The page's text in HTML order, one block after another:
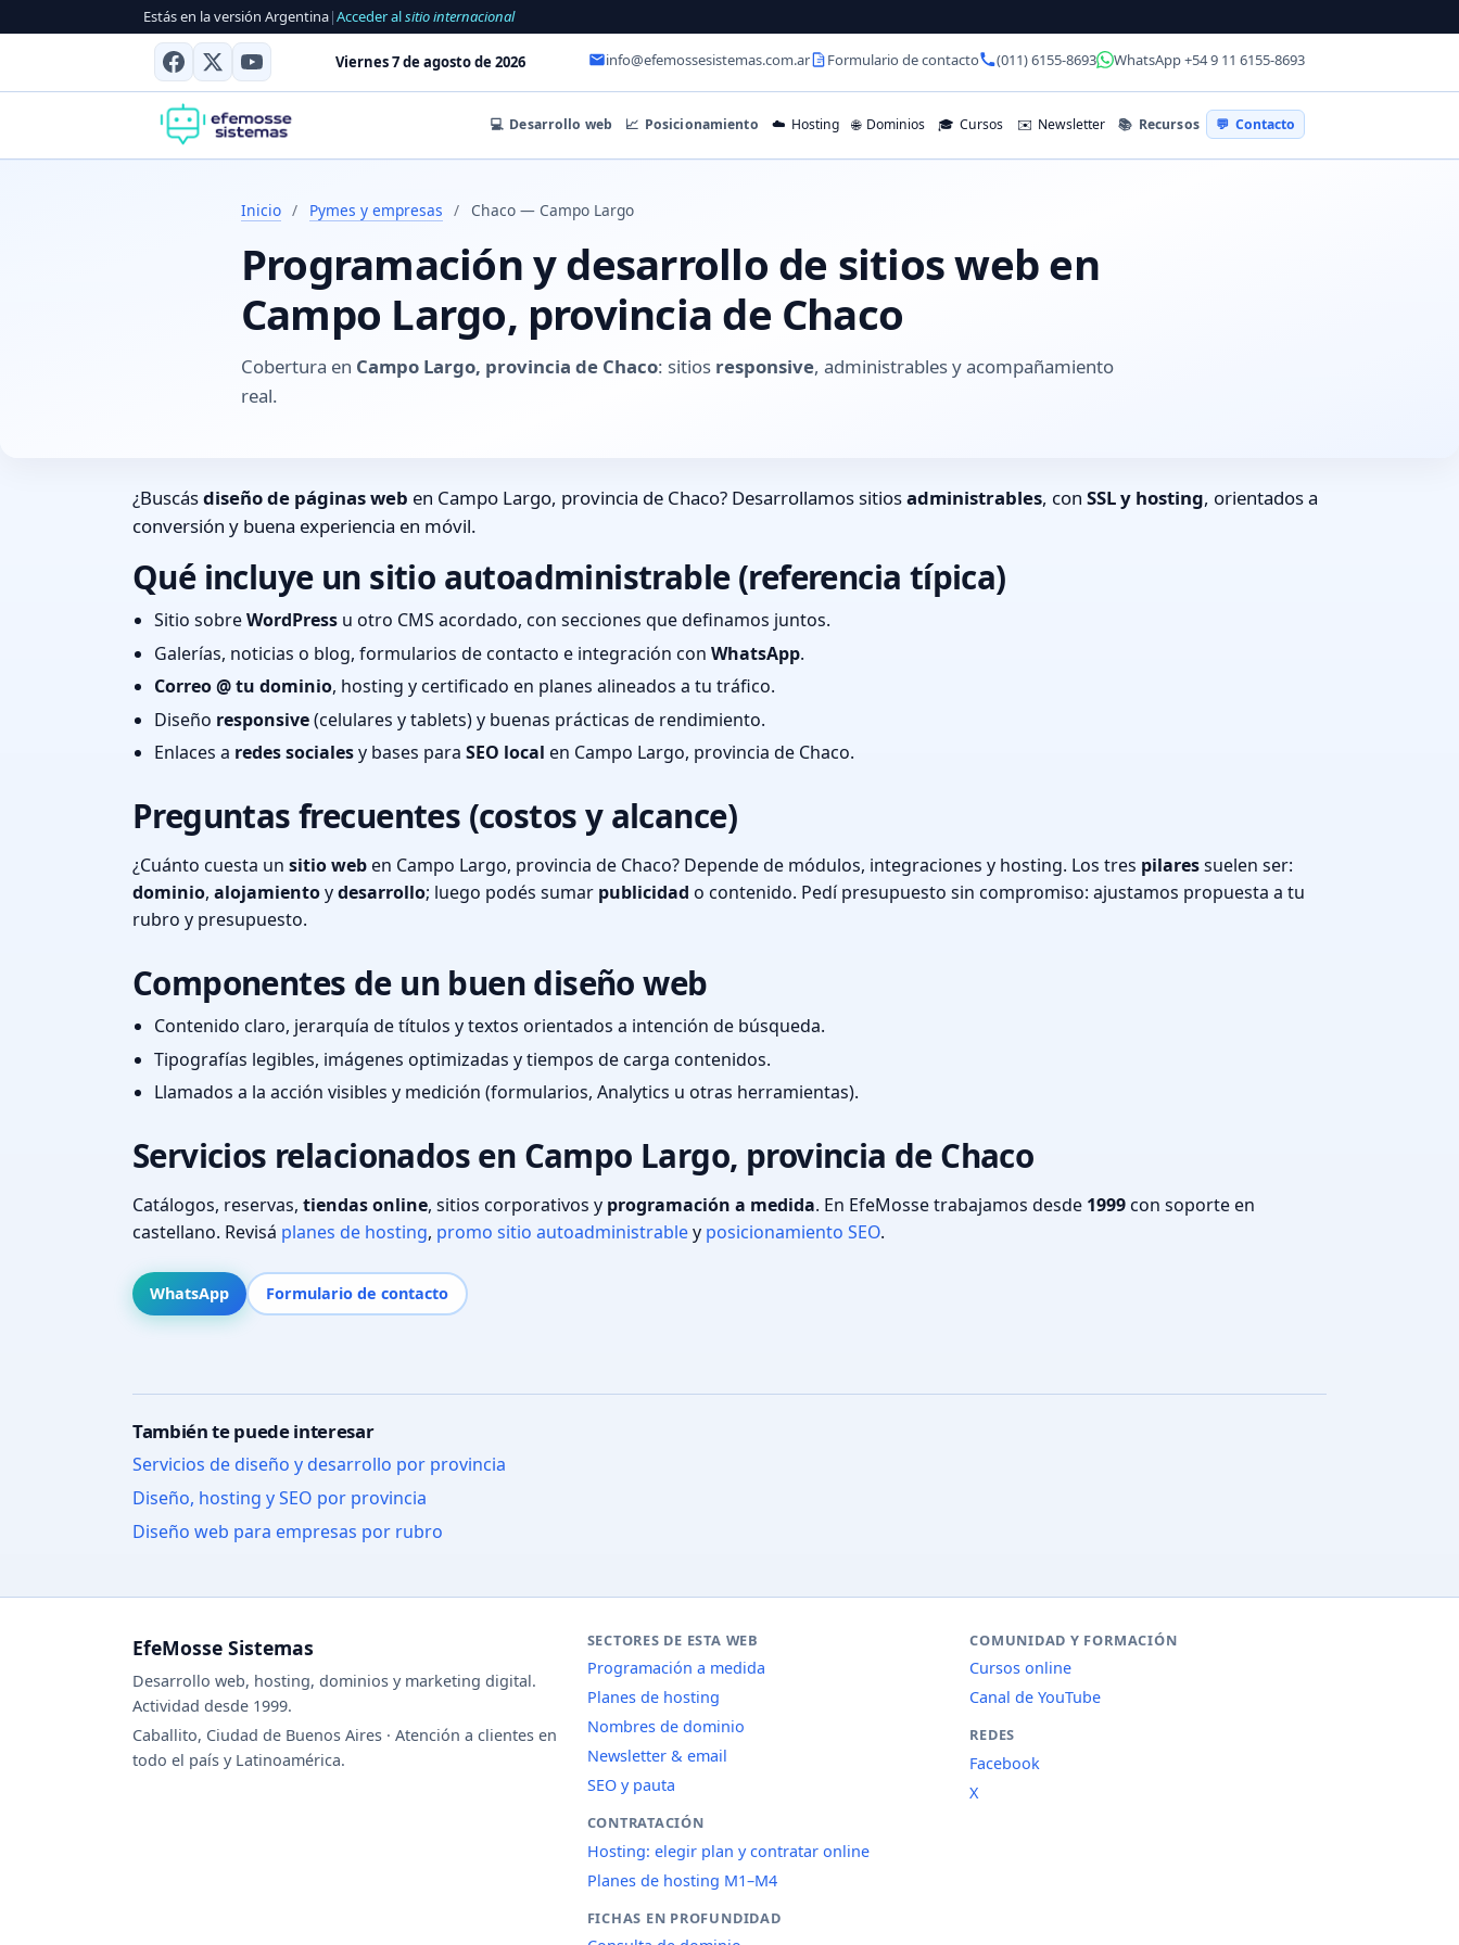
Estás en la versión Argentina|Acceder alsitio internacional
Viernes 7 de agosto de 2026 info@efemossesistemas.com.ar Formulario de contacto (011) 6155-8693 WhatsApp +54 9 11 6155-8693
💻 Desarrollo web 📈 Posicionamiento ☁️ Hosting 🌐 Dominios 🎓 Cursos ✉️ Newsletter 📚 Recursos 💬 Contacto
Inicio / Pymes y empresas / Chaco — Campo Largo
Programación y desarrollo de sitios web en
Campo Largo, provincia de Chaco
Cobertura en Campo Largo, provincia de Chaco: sitios responsive, administrables y acompañamiento
real.
¿Buscásdiseño de páginas web en Campo Largo, provincia de Chaco? Desarrollamos sitiosadministrables, con SSL y hosting, orientados a
conversión y buena experiencia en móvil.
Qué incluye un sitio autoadministrable (referencia típica)
Sitio sobreWordPress u otro CMS acordado, con secciones que definamos juntos.
Galerías, noticias o blog, formularios de contacto e integración con WhatsApp.
Correo @ tu dominio, hosting y certificado en planes alineados a tu tráfico.
Diseño responsive(celulares y tablets) y buenas prácticas de rendimiento.
Enlaces a redes socialesy bases para SEO local en Campo Largo, provincia de Chaco.
Preguntas frecuentes (costos y alcance)
¿Cuánto cuesta un sitio weben Campo Largo, provincia de Chaco? Depende de módulos, integraciones y hosting. Los tres pilaressuelen ser:
dominio, alojamientoydesarrollo; luego podés sumar publicidad o contenido. Pedí presupuesto sin compromiso: ajustamos propuesta a tu
rubro y presupuesto.
Componentes de un buen diseño web
Contenido claro, jerarquía de títulos y textos orientados a intención de búsqueda.
Tipografías legibles, imágenes optimizadas y tiempos de carga contenidos.
Llamados a la acción visibles y medición (formularios, Analytics u otras herramientas).
Servicios relacionados en Campo Largo, provincia de Chaco
Catálogos, reservas, tiendas online, sitios corporativos y programación a medida. En EfeMosse trabajamos desde 1999con soporte en
castellano. Revisá planes de hosting, promo sitio autoadministrabley posicionamiento SEO.
WhatsApp Formulario de contacto
También te puede interesar
Servicios de diseño y desarrollo por provincia
Diseño, hosting y SEO por provincia
Diseño web para empresas por rubro
EfeMosse Sistemas
Desarrollo web, hosting, dominios y marketing digital.
Actividad desde 1999.
Caballito, Ciudad de Buenos Aires · Atención a clientes en
todo el país y Latinoamérica.
SECTORES DE ESTA WEB
Programación a medida
Planes de hosting
Nombres de dominio
Newsletter & email
SEO y pauta
CONTRATACIÓN
Hosting: elegir plan y contratar online
Planes de hosting M1–M4
FICHAS EN PROFUNDIDAD
COMUNIDAD Y FORMACIÓN
Cursos online
Canal de YouTube
REDES
Facebook
X